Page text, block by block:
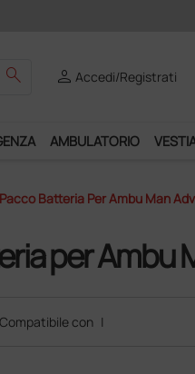
search personAccedi/Registrati
AMBULATORIO
Pacco Batteria Per Ambu Man
per Ambu
Compatibile con |